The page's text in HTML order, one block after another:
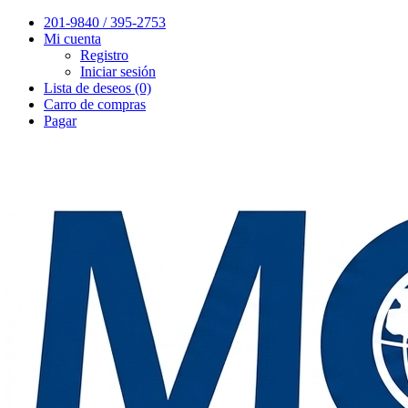
201-9840 / 395-2753
Mi cuenta
Registro
Iniciar sesión
Lista de deseos (0)
Carro de compras
Pagar